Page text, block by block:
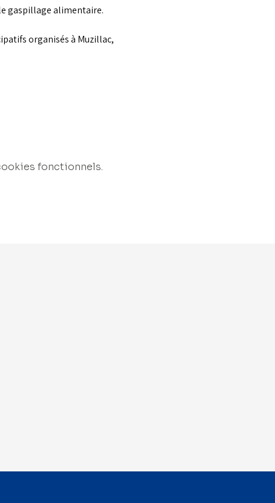
gaspillage alimentaire.
organisés à Muzillac,
fonctionnels.